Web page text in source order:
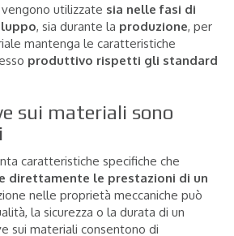
utilizzate sia nelle fasi di
, sia durante la produzione, per
mantenga le caratteristiche
produttivo rispetti gli standard
sui materiali sono
caratteristiche specifiche che
direttamente le prestazioni di un
nelle proprietà meccaniche può
la sicurezza o la durata di un
sui materiali consentono di